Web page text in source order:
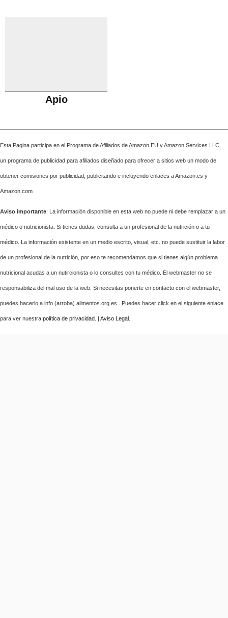
Apio
Esta Pagina participa en el Programa de Afiliados de Amazon EU y Amazon Services LLC,
un programa de publicidad para afiliados diseñado para ofrecer a sitios web un modo de
obtener comisiones por publicidad, publicitando e incluyendo enlaces a Amazon.es y
Amazon.com
Aviso importante: La información disponible en esta web no puede ni debe remplazar a un
médico o nutricionista. Si tienes dudas, consulta a un profesional de la nutrición o a tu
médico. La información existente en un medio escrito, visual, etc. no puede sustituir la labor
de un profesional de la nutrición, por eso te recomendamos que si tienes algún problema
nutricional acudas a un nutircionista o lo consultes con tu médico. El webmaster no se
responsabiliza del mal uso de la web. Si necesitas ponerte en contacto con el webmaster,
puedes hacerlo a info (arroba) alimentos.org.es . Puedes hacer click en el siguiente enlace
para ver nuestra política de privacidad . | Aviso Legal